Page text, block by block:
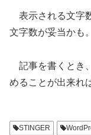
表示される文字
文字数が妥当かも。
記事を書くとき
めることが出来れ
STINGER